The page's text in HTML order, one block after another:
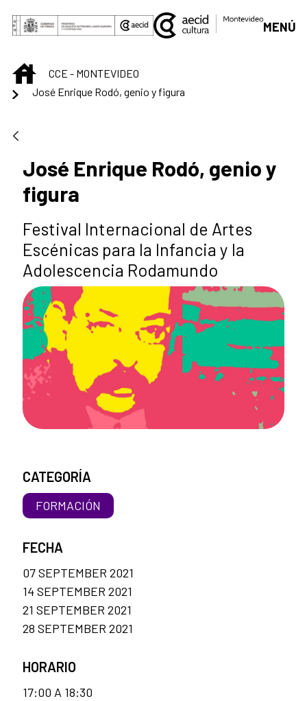
Skip to Main Content
MENÚ
INICIOCCE - MONTEVIDEO
José Enrique Rodó, genio y figura
José Enrique Rodó, genio y
figura
Festival Internacional de Artes
Escénicas para la Infancia y la
Adolescencia Rodamundo
CATEGORÍA
FORMACIÓN
FECHA
07 SEPTEMBER 2021
14 SEPTEMBER 2021
21 SEPTEMBER 2021
28 SEPTEMBER 2021
HORARIO
17:00 A 18:30